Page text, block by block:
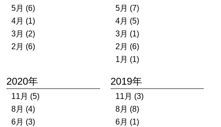
5月 (6)
4月 (1)
3月 (2)
2月 (6)
5月 (7)
4月 (5)
3月 (1)
2月 (6)
1月 (1)
2020年
11月 (5)
8月 (4)
6月 (3)
2019年
11月 (3)
8月 (8)
6月 (1)